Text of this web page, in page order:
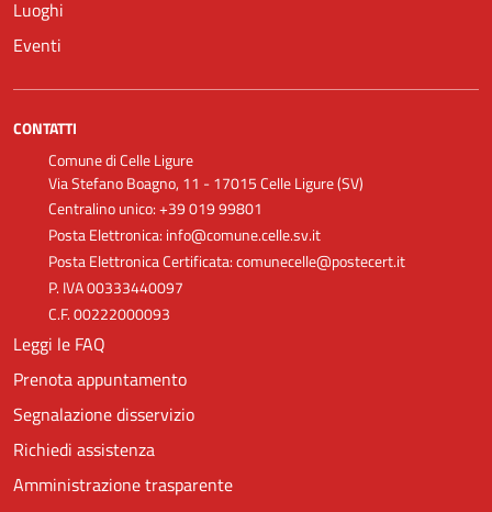
Luoghi
Eventi
CONTATTI
Comune di Celle Ligure
Via Stefano Boagno, 11 - 17015 Celle Ligure (SV)
Centralino unico: +39 019 99801
Posta Elettronica: info@comune.celle.sv.it
Posta Elettronica Certificata: comunecelle@postecert.it
P. IVA 00333440097
C.F. 00222000093
Leggi le FAQ
Prenota appuntamento
Segnalazione disservizio
Richiedi assistenza
Amministrazione trasparente